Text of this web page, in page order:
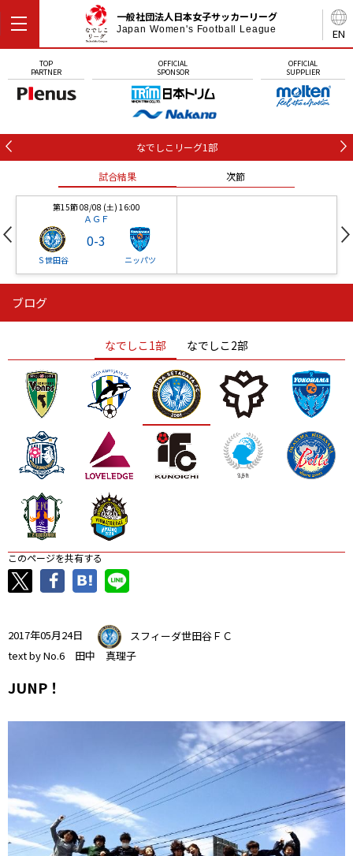
EN
一般社団法人日本女子サッカーリーグ
Japan Women's Football League
TOP
PARTNER
OFFICIAL
SPONSOR
OFFICIAL
SUPPLIER
なでしこリーグ1部
試合結果 次節
第15節 08/08 (土) 16:00
ＡＧＦ
Ｓ世田谷
0-3
ニッパツ
ニッパツ
ニッパツ 名古屋
石人の星
静岡 愛媛Ｌ
ブログ
なでしこ1部 なでしこ2部
このページを共有する
2017年05月24日
スフィーダ世田谷ＦＣ
text by No.6 田中 真理子
JUNP！